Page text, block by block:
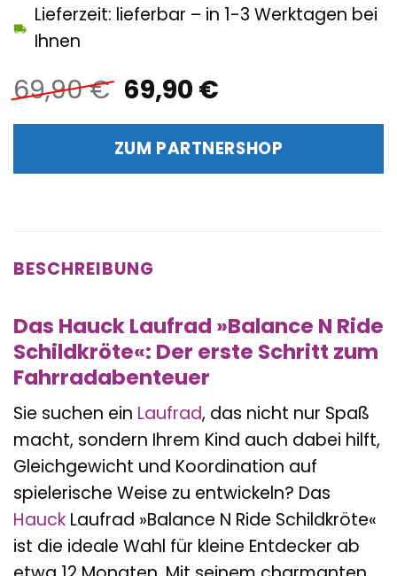
69,90€ Ursprünglicher
Preis
war:
69,90 €
69,90 €Aktueller
ist:
69,90 €.
Lieferzeit: lieferbar – in 1-3 Werktagen bei
Ihnen
ZUM PARTNERSHOP
BESCHREIBUNG
Das Hauck Laufrad »Balance N Ride
Schildkröte«: Der erste Schritt zum
Fahrradabenteuer
Sie suchen ein Laufrad, das nicht nur Spaß
macht, sondern Ihrem Kind auch dabei hilft,
Gleichgewicht und Koordination auf
spielerische Weise zu entwickeln? Das
Hauck Laufrad »Balance N Ride Schildkröte«
ist die ideale Wahl für kleine Entdecker ab